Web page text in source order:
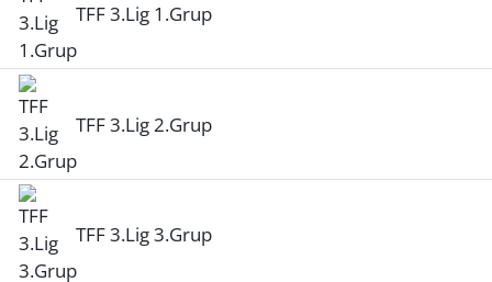
TFF 3.Lig 1.Grup
TFF 3.Lig 2.Grup
TFF 3.Lig 3.Grup